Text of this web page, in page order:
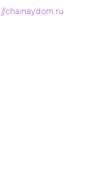
chainaydom.ru